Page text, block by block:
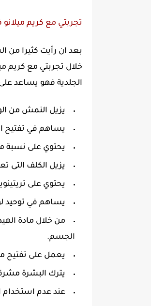
تجربتي مع كريم
بعد ان رأيت كثيرا من
خلال تجربتي مع كريم
الجلدية فهو يساعد على
يزيل النمش من
يساهم في تفتيح
يحتوي على نسبة
يزيل الكلف التى
يحتوي على تريتينوين بنسبة 0.05% الذي يعالج
يساهم في توحيد
الجسم.
يعمل على تفتيح
يترك البشرة
عند عدم استخدام